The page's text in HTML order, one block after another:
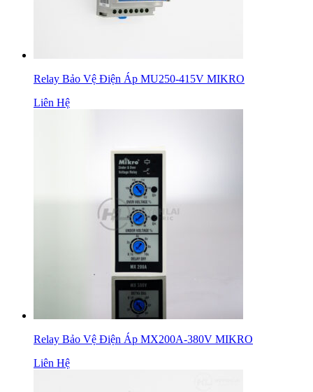
Relay Bảo Vệ Điện Áp MU250-415V MIKRO
Liên Hệ
Relay Bảo Vệ Điện Áp MX200A-380V MIKRO
Liên Hệ